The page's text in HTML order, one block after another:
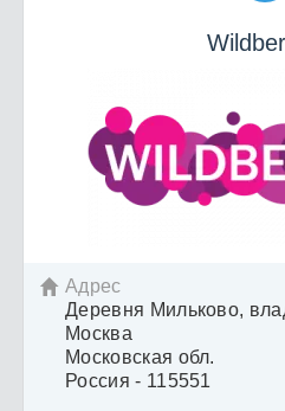
 Адрес
Деревня Мильково,
Москва
Московская обл.
Россия - 115551